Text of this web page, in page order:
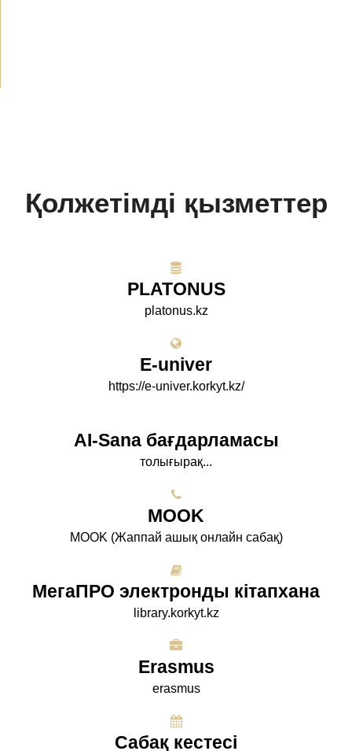
Қолжетімді қызметтер
PLATONUS
platonus.kz
E-univer
https://e-univer.korkyt.kz/
AI-Sana бағдарламасы
толығырақ...
МООK
МООK (Жаппай ашық онлайн сабақ)
МегаПРО электронды кітапхана
library.korkyt.kz
Erasmus
erasmus
Сабақ кестесі